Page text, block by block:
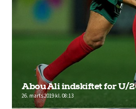
Abou Ali indskiftet for U/
26. marts 2019 kl. 08:13